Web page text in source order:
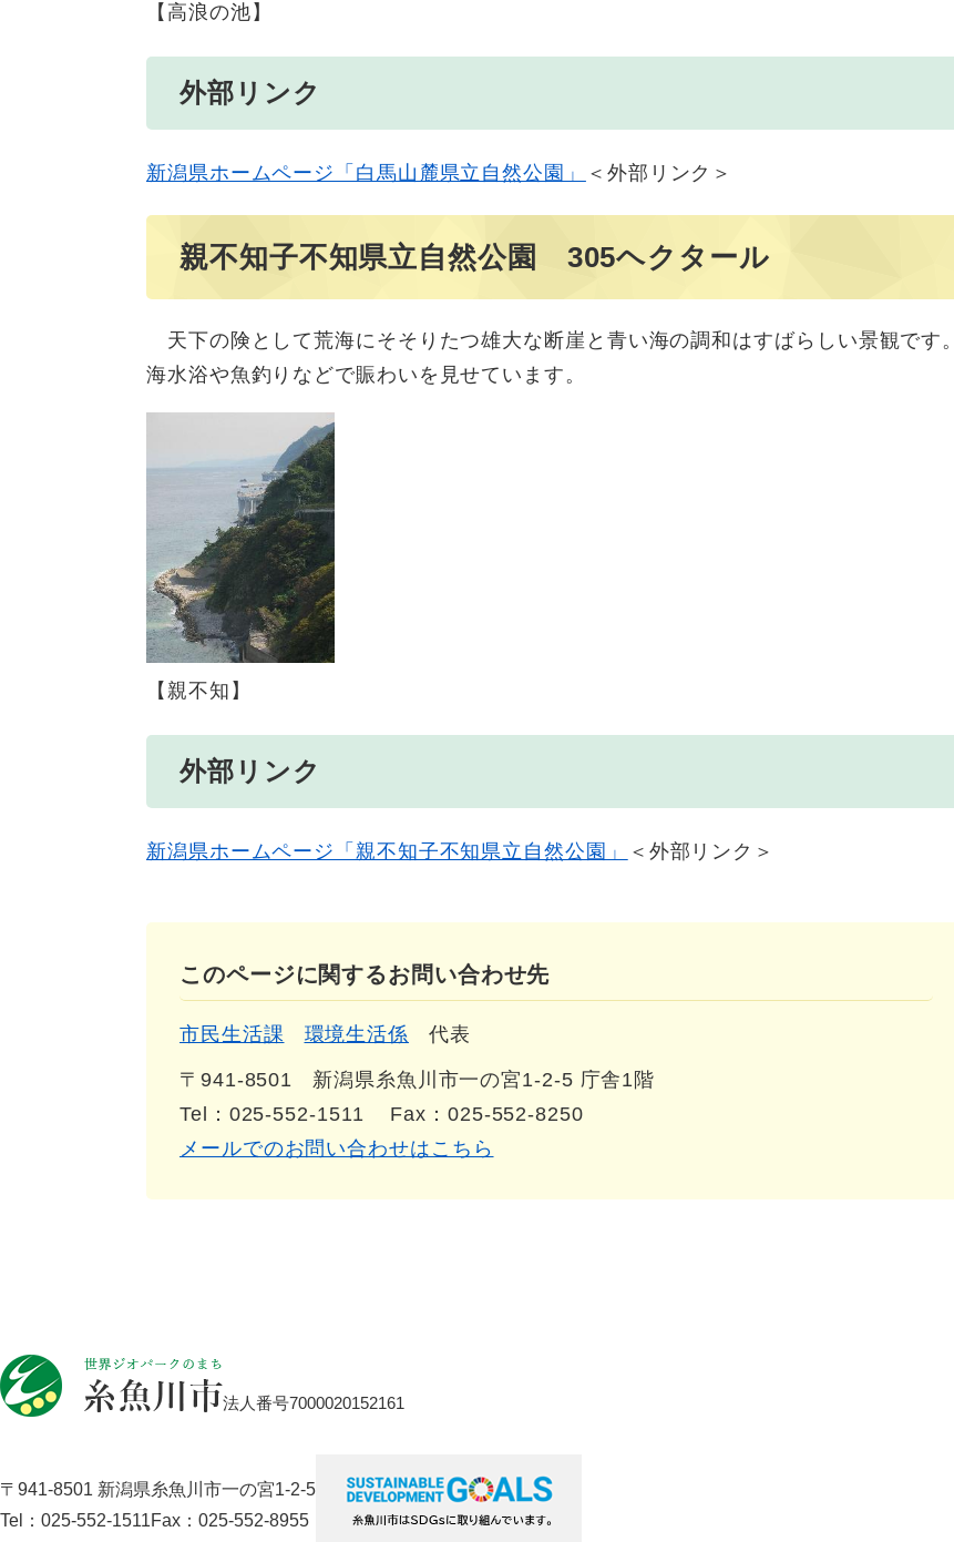
【高浪の池】
外部リンク
新潟県ホームページ「白馬山麓県立自然公園」 ＜外部リンク＞
親不知子不知県立自然公園 305ヘクタール
天下の険として荒海にそそりたつ雄大な断崖と青い海の調和はすばらしい景観です。
海水浴や魚釣りなどで賑わいを見せています。
【親不知】
外部リンク
新潟県ホームページ「親不知子不知県立自然公園」 ＜外部リンク＞
このページに関するお問い合わせ先
市民生活課 環境生活係 代表
〒941-8501
新潟県糸魚川市一の宮1-2-5 庁舎1階
Tel：025-552-1511
Fax：025-552-8250
メールでのお問い合わせはこちら
法人番号7000020152161
〒941-8501 新潟県糸魚川市一の宮1-2-5
Tel：025-552-1511Fax：025-552-8955